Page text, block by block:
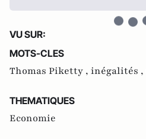
VU SUR:
MOTS-CLES
Thomas Piketty , inégalités ,
THEMATIQUES
Economie